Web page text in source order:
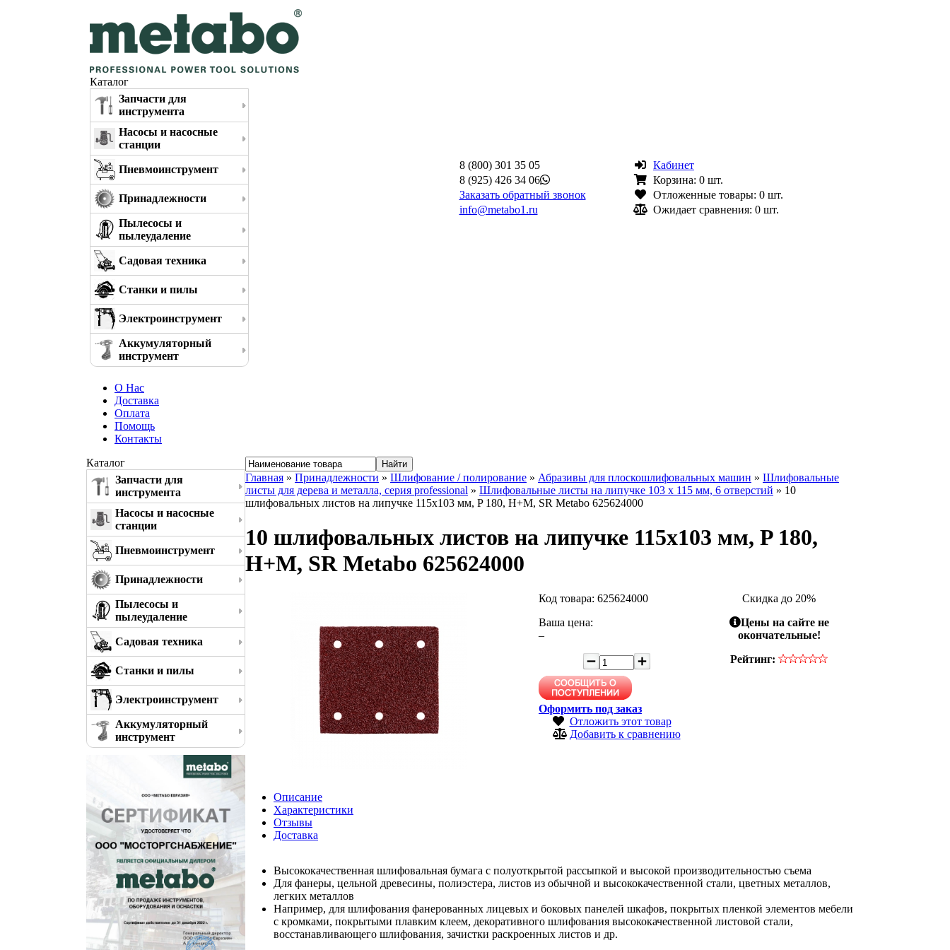
Каталог
Запчасти для
инструмента
Насосы и насосные
станции
Пневмоинструмент
Принадлежности
Пылесосы и
пылеудаление
Садовая техника
Станки и пилы
Электроинструмент
Аккумуляторный
инструмент
8 (800) 301 35 05
8 (925) 426 34 06
Заказать обратный звонок
info@metabo1.ru
Кабинет
Корзина: 0 шт.
Отложенные товары: 0 шт.
Ожидает сравнения: 0 шт.
О Нас
Доставка
Оплата
Помощь
Контакты
Каталог
Запчасти для
инструмента
Насосы и насосные
станции
Пневмоинструмент
Принадлежности
Пылесосы и
пылеудаление
Садовая техника
Станки и пилы
Электроинструмент
Аккумуляторный
инструмент
Главная » Принадлежности » Шлифование / полирование » Абразивы для плоскошлифовальных машин » Шлифовальные
листы для дерева и металла, серия professional » Шлифовальные листы на липучке 103 x 115 мм, 6 отверстий » 10
шлифовальных листов на липучке 115x103 мм, P 180, H+M, SR Metabo 625624000
10 шлифовальных листов на липучке 115x103 мм, P 180,
H+M, SR Metabo 625624000
Код товара: 625624000
Ваша цена:
–
Оформить под заказ
Отложить этот товар
Добавить к сравнению
Скидка до 20%
Цены на сайте не
окончательные!
Рейтинг:
Описание
Характеристики
Отзывы
Доставка
Высококачественная шлифовальная бумага с полуоткрытой рассыпкой и высокой производительностью съема
Для фанеры, цельной древесины, полиэстера, листов из обычной и высококачественной стали, цветных металлов,
легких металлов
Например, для шлифования фанерованных лицевых и боковых панелей шкафов, покрытых пленкой элементов мебели
с кромками, покрытыми плавким клеем, декоративного шлифования высококачественной листовой стали,
восстанавливающего шлифования, зачистки раскроенных листов и др.